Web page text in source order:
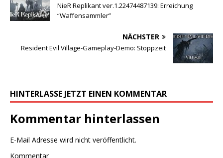
NieR Replikant ver.1.22474487139: Erreichung
“Waffensammler”
NÄCHSTER
Resident Evil Village-Gameplay-Demo: Stoppzeit
HINTERLASSE JETZT EINEN KOMMENTAR
Kommentar hinterlassen
E-Mail Adresse wird nicht veröffentlicht.
Kommentar